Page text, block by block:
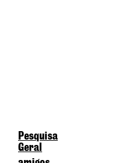
Pesquisa
Geral